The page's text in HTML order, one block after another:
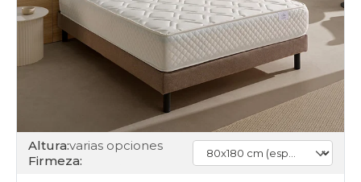
Altura:varias opciones
Firmeza: